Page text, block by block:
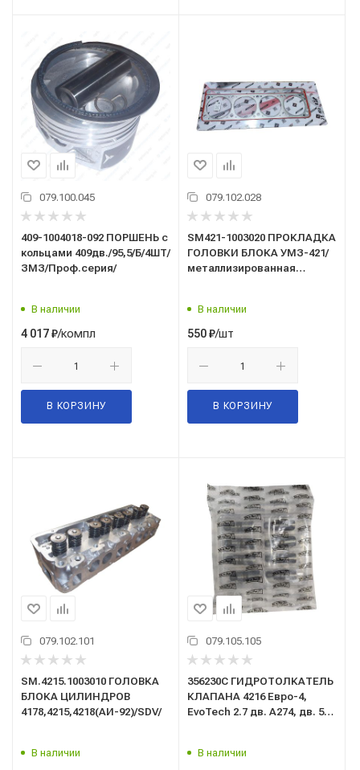
079.100.045
409-1004018-092 ПОРШЕНЬ с
кольцами 409дв./95,5/Б/4ШТ/
ЗМЗ/Проф.серия/
В наличии
4 017₽/компл
В КОРЗИНУ
079.102.028
SM421-1003020 ПРОКЛАДКА
ГОЛОВКИ БЛОКА УМЗ-421/
металлизированная
В наличии
550₽/шт
В КОРЗИНУ
079.102.101
SM.4215.1003010 ГОЛОВКА
БЛОКА ЦИЛИНДРОВ
4178,4215,4218(АИ-92)/SDV/
В наличии
079.105.105
356230C ГИДРОТОЛКАТЕЛЬ
КЛАПАНА 4216 Евро-4,
EvoTech 2.7 дв. А274, дв. 514
В наличии